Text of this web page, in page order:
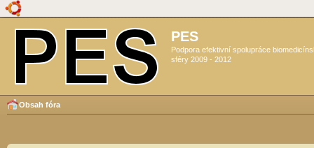
PES
Podpora efektivní spolupráce
sféry 2009 - 2012
Obsah fóra